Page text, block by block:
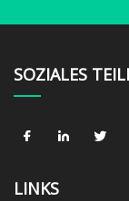
SOZIALES
LINKS